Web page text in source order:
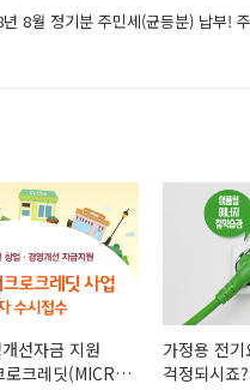
8월 정기분 주민세(균등분) 납부!
선자금 지원
크레딧(MICRO
가정용 전
걱정되시죠